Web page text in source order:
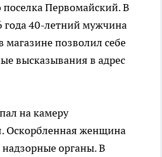
Первомайский. В
года 40-летний мужчина
позволил себе
высказывания в адрес
на камеру
Оскорбленная женщина
надзорные органы. В